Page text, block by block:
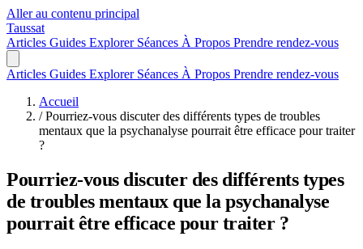
Aller au contenu principal
Taussat
Articles Guides Explorer Séances À Propos Prendre rendez-vous
Articles Guides Explorer Séances À Propos Prendre rendez-vous
Accueil
/ Pourriez-vous discuter des différents types de troubles
mentaux que la psychanalyse pourrait être efficace pour traiter
?
Pourriez-vous discuter des différents types
de troubles mentaux que la psychanalyse
pourrait être efficace pour traiter ?